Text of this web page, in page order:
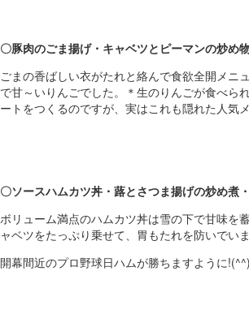
〇豚肉のごま揚げ・キャベツとピーマンの炒め
ごまの香ばしい衣がたれと絡んで食欲全開メニ
で甘～いりんごでした。＊生のりんごが食べら
ートをつくるのですが、実はこれも隠れた人気メ
〇ソースハムカツ丼・蕗とさつま揚げの炒め煮
ボリューム満点のハムカツ丼は雪の下で甘味を
ャベツをたっぷり乗せて、胃もたれを防いでいま
開幕間近のプロ野球日ハムが勝ちますように